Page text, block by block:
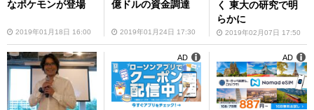
なポケモンが登場
2019年01月18日 16:00
億ドルの資金調達
2019年01月24日 17:30
く 東大の研究で明
らかに
2019年02月07日 17:50
AD AD